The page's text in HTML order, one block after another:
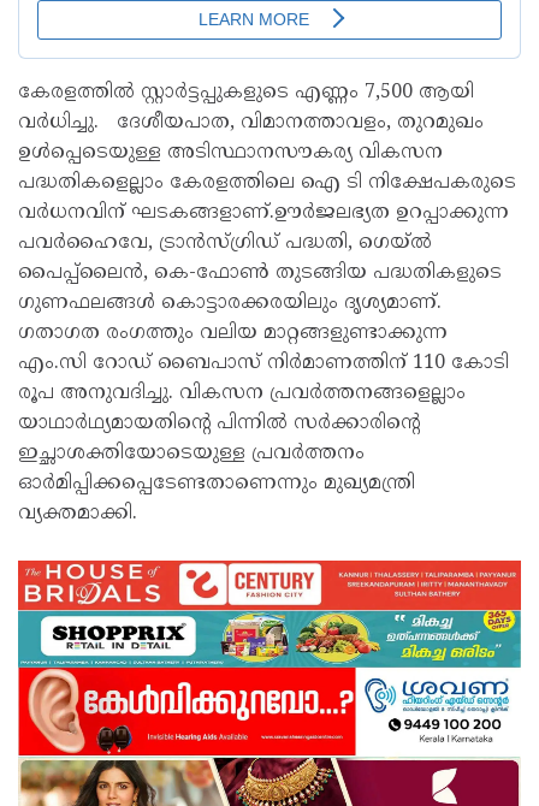
കേരളത്തിൽ സ്റ്റാർട്ടപ്പുകളുടെ എണ്ണം 7,500 ആയി
വർധിച്ചു. ദേശീയപാത, വിമാനത്താവളം, തുറമുഖം
ഉൾപ്പെടെയുള്ള അടിസ്ഥാനസൗകര്യ വികസന
പദ്ധതികളെല്ലാം കേരളത്തിലെ ഐ ടി നിക്ഷേപകരുടെ
വർധനവിന് ഘടകങ്ങളാണ്.ഊർജലഭ്യത ഉറപ്പാക്കുന്ന
പവർഹൈവേ, ട്രാൻസ്ഗ്രിഡ് പദ്ധതി, ഗെയ്ൽ
പൈപ്പ്‌ലൈൻ, കെ-ഫോൺ തുടങ്ങിയ പദ്ധതികളുടെ
ഗുണഫലങ്ങൾ കൊട്ടാരക്കരയിലും ദൃശ്യമാണ്.
ഗതാഗത രംഗത്തും വലിയ മാറ്റങ്ങളുണ്ടാക്കുന്ന
എം.സി റോഡ് ബൈപാസ് നിർമാണത്തിന് 110 കോടി
രൂപ അനുവദിച്ചു. വികസന പ്രവർത്തനങ്ങളെല്ലാം
യാഥാർഥ്യമായതിന്റെ പിന്നിൽ സർക്കാരിന്റെ
ഇച്ഛാശക്തിയോടെയുള്ള പ്രവർത്തനം
ഓർമിപ്പിക്കപ്പെടേണ്ടതാണെന്നും മുഖ്യമന്ത്രി
വ്യക്തമാക്കി.